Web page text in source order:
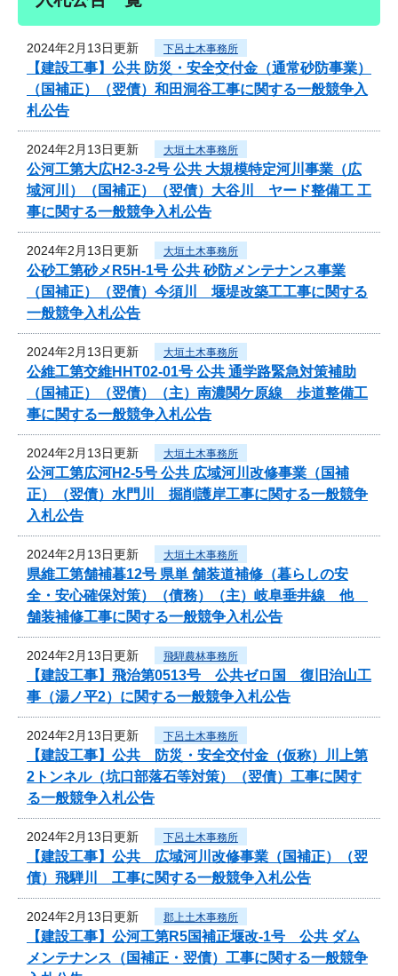
2024年2月13日更新 下呂土木事務所
【建設工事】公共 防災・安全交付金（通常砂防事業）
（国補正）（翌債）和田洞谷工事に関する一般競争入
札公告
2024年2月13日更新 大垣土木事務所
公河工第大広H2-3-2号 公共 大規模特定河川事業（広
域河川）（国補正）（翌債）大谷川 ヤード整備工 工
事に関する一般競争入札公告
2024年2月13日更新 大垣土木事務所
公砂工第砂メR5H-1号 公共 砂防メンテナンス事業
（国補正）（翌債）今須川 堰堤改築工工事に関する
一般競争入札公告
2024年2月13日更新 大垣土木事務所
公維工第交維HHT02-01号 公共 通学路緊急対策補助
（国補正）（翌債）（主）南濃関ケ原線 歩道整備工
事に関する一般競争入札公告
2024年2月13日更新 大垣土木事務所
公河工第広河H2-5号 公共 広域河川改修事業（国補
正）（翌債）水門川 掘削護岸工事に関する一般競争
入札公告
2024年2月13日更新 大垣土木事務所
県維工第舗補暮12号 県単 舗装道補修（暮らしの安
全・安心確保対策）（債務）（主）岐阜垂井線 他
舗装補修工事に関する一般競争入札公告
2024年2月13日更新 飛騨農林事務所
【建設工事】飛治第0513号 公共ゼロ国 復旧治山工
事（湯ノ平2）に関する一般競争入札公告
2024年2月13日更新 下呂土木事務所
【建設工事】公共 防災・安全交付金（仮称）川上第
2トンネル（坑口部落石等対策）（翌債）工事に関す
る一般競争入札公告
2024年2月13日更新 下呂土木事務所
【建設工事】公共 広域河川改修事業（国補正）（翌
債）飛騨川 工事に関する一般競争入札公告
2024年2月13日更新 郡上土木事務所
【建設工事】公河工第R5国補正堰改-1号 公共 ダム
メンテナンス（国補正・翌債）工事に関する一般競争